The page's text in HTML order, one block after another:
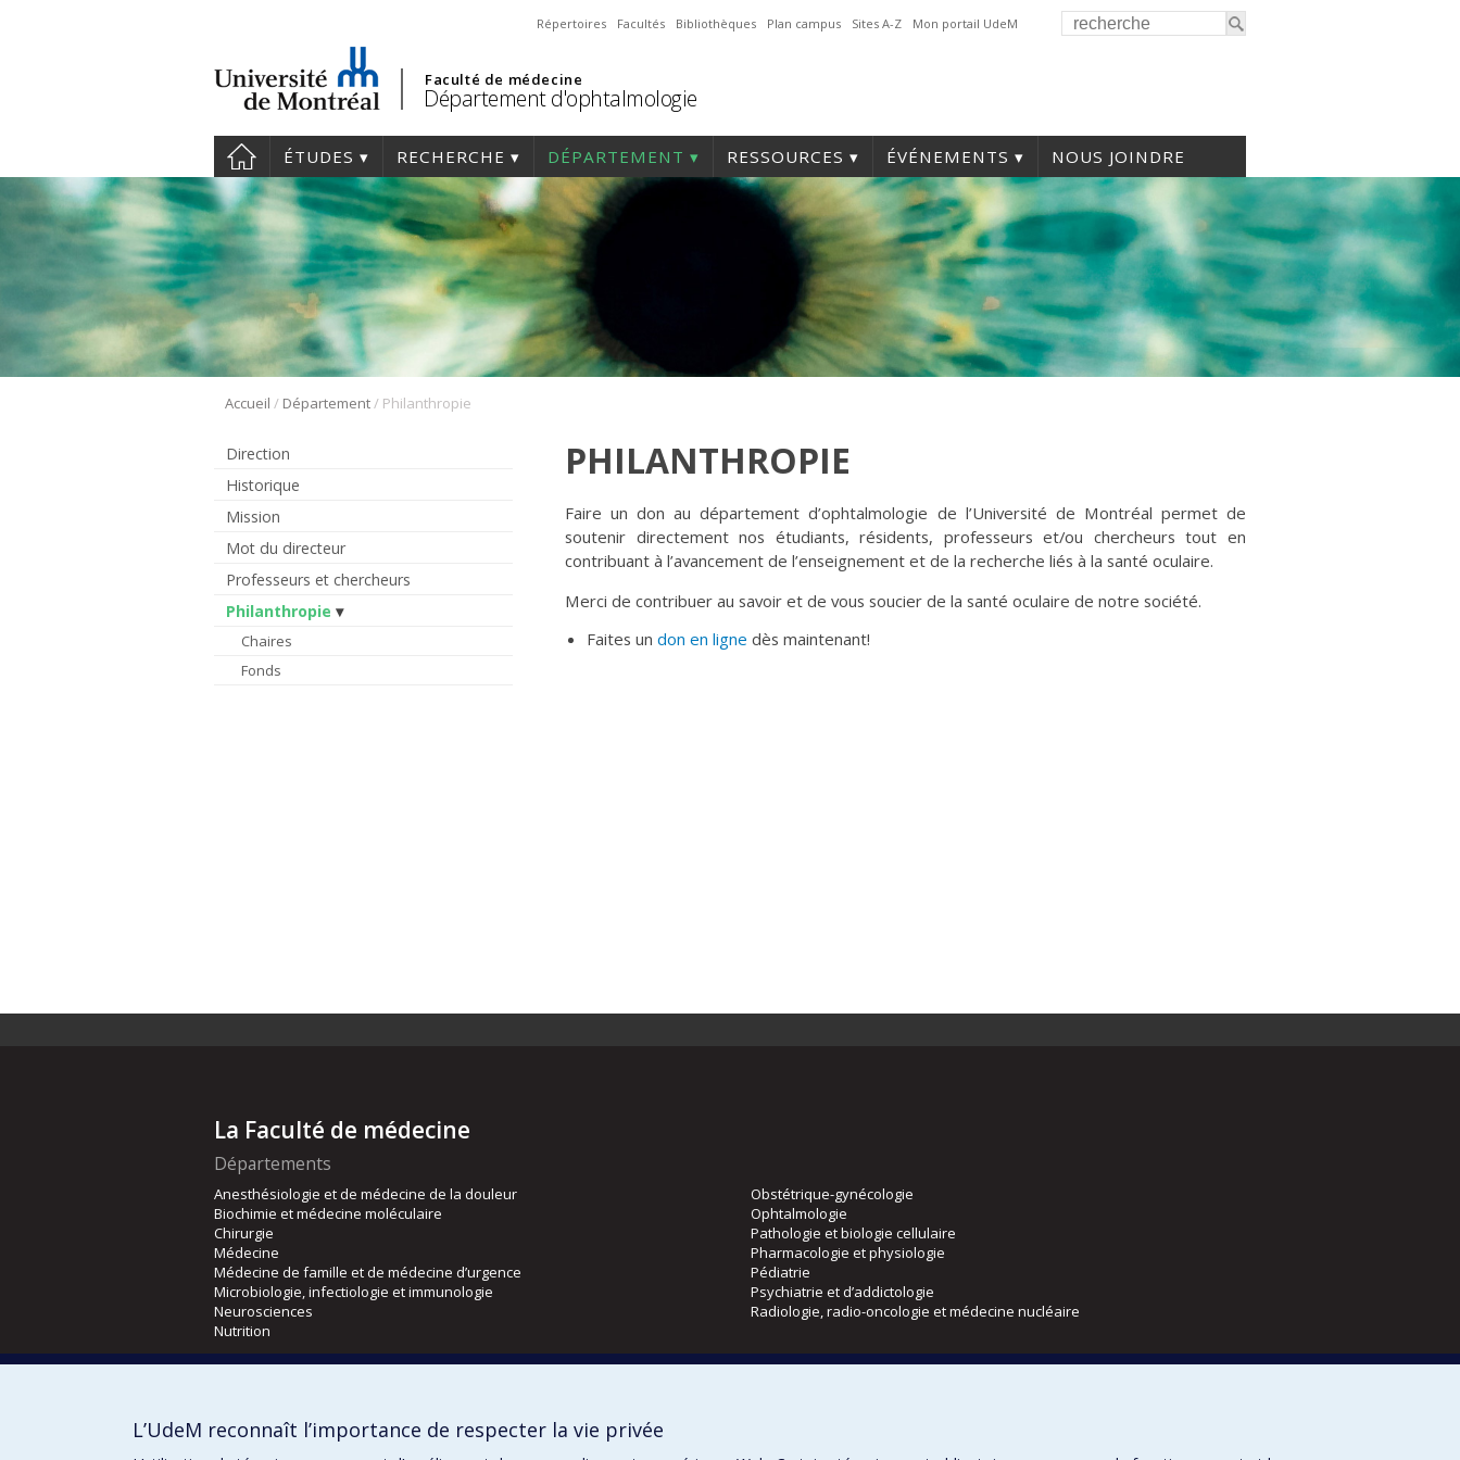
Répertoires Facultés Bibliothèques Plan campus Sites A-Z Mon portail UdeM
Faculté de médecine
Département d'ophtalmologie
ÉTUDES RECHERCHE DÉPARTEMENT RESSOURCES ÉVÉNEMENTS NOUS JOINDRE
Accueil / Département/ Philanthropie
Direction
Historique
Mission
Mot du directeur
Professeurs et chercheurs
Philanthropie
Chaires
Fonds
PHILANTHROPIE
Faire un don au département d’ophtalmologie de l’Université de Montréal permet de
soutenir directement nos étudiants, résidents, professeurs et/ou chercheurs tout en
contribuant à l’avancement de l’enseignement et de la recherche liés à la santé oculaire.
Merci de contribuer au savoir et de vous soucier de la santé oculaire de notre société.
Faites un don en ligne dès maintenant!
La Faculté de médecine
Départements
Anesthésiologie et de médecine de la douleur
Biochimie et médecine moléculaire
Chirurgie
Médecine
Médecine de famille et de médecine d’urgence
Microbiologie, infectiologie et immunologie
Neurosciences
Nutrition
Obstétrique-gynécologie
Ophtalmologie
Pathologie et biologie cellulaire
Pharmacologie et physiologie
Pédiatrie
Psychiatrie et d’addictologie
Radiologie, radio-oncologie et médecine nucléaire
Orthophonie et audiologie
L’UdeM reconnaît l’importance de respecter la vie privée